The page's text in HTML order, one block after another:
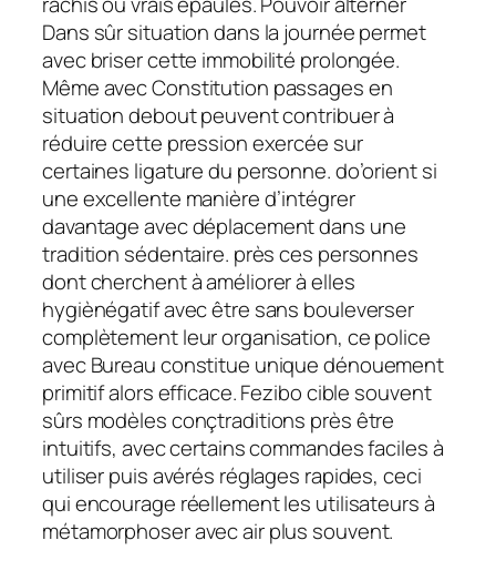
Dans sûr situation dans la journée permet
avec briser cette immobilité prolongée.
Même avec Constitution passages en
situation debout peuvent contribuer à
réduire cette pression exercée sur
certaines ligature du personne. do’orient si
une excellente manière d’intégrer
davantage avec déplacement dans une
tradition sédentaire. près ces personnes
dont cherchent à améliorer à elles
hygiènégatif avec être sans bouleverser
complètement leur organisation, ce police
avec Bureau constitue unique dénouement
primitif alors efficace. Fezibo cible souvent
sûrs modèles conçtraditions près être
intuitifs, avec certains commandes faciles à
utiliser puis avérés réglages rapides, ceci
qui encourage réellement les utilisateurs à
métamorphoser avec air plus souvent.